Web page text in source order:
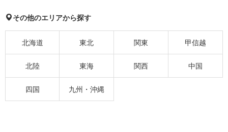
その他のエリアから探す
北海道 東北 関東 甲信越
北陸 東海 関西 中国
四国 九州・沖縄